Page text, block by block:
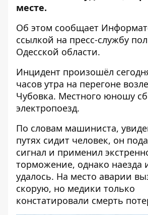
месте.
Об этом сообщает
ссылкой на пресс-службу
Одесской области.
Инцидент произошёл
часов утра на перегоне
Чубовка. Местного юношу
электропоезд.
По словам машиниста,
путях сидит человек, он
сигнал и применил
торможение, однако наезда
удалось. На место аварии
скорую, но медики только
констатировали смерть